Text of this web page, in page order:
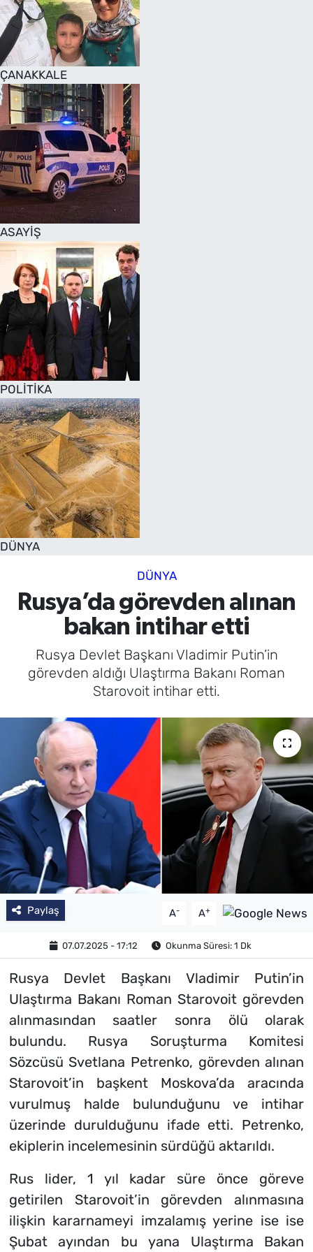
ÇANAKKALE
ASAYİŞ
POLİTİKA
DÜNYA
DÜNYA
Rusya’da görevden alınan
bakan intihar etti
Rusya Devlet Başkanı Vladimir Putin’in
görevden aldığı Ulaştırma Bakanı Roman
Starovoit intihar etti.
Paylaş A- A+
07.07.2025 - 17:12 Okunma Süresi: 1 Dk
Rusya Devlet Başkanı Vladimir Putin’in
Ulaştırma Bakanı Roman Starovoit görevden
alınmasından saatler sonra ölü olarak
bulundu. Rusya Soruşturma Komitesi
Sözcüsü Svetlana Petrenko, görevden alınan
Starovoit’in başkent Moskova’da aracında
vurulmuş halde bulunduğunu ve intihar
üzerinde durulduğunu ifade etti. Petrenko,
ekiplerin incelemesinin sürdüğü aktarıldı.
Rus lider, 1 yıl kadar süre önce göreve
getirilen Starovoit’in görevden alınmasına
ilişkin kararnameyi imzalamış yerine ise ise
Şubat ayından bu yana Ulaştırma Bakan
SAĞLIK
TV REHBERİ